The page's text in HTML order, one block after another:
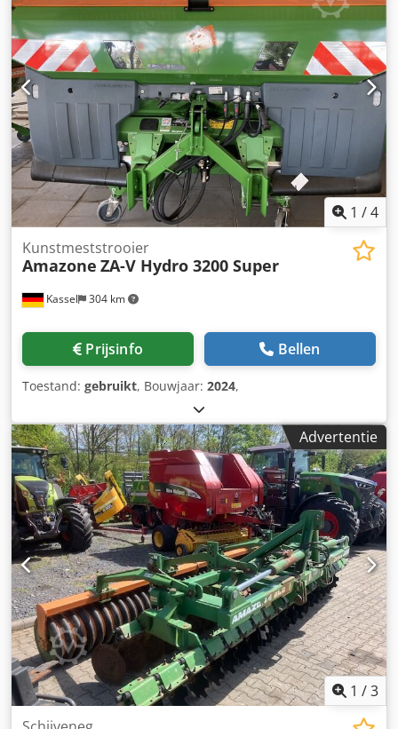
1 /4
Kassel 304 km
Kunstmeststrooier
Amazone ZA-V Hydro 3200 Super
Prijsinfo Bellen
Toestand: gebruikt, Bouwjaar: 2024,
Advertentie
1 /3